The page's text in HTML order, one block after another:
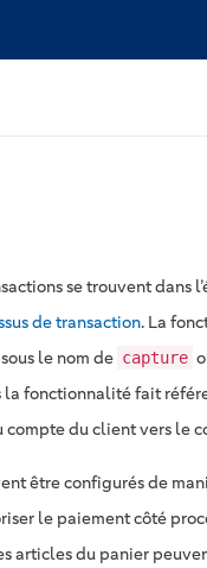
se trouvent dans
de transaction. La
le nom de capture
fonctionnalité fait
du client vers le
être configurés de
le paiement côté
articles du panier